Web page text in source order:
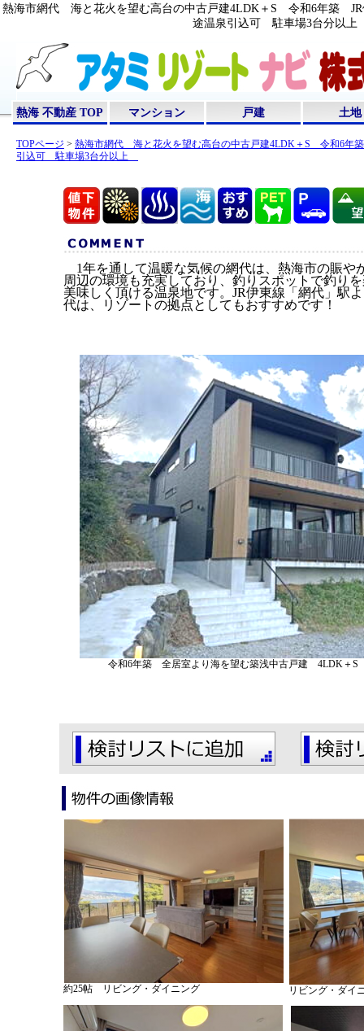
熱海市網代 海と花火を望む高台の中古戸建4LDK＋S 令和6年築
途温泉引込可 駐車場3台分以
熱海 不動産 TOP マンション 戸建 土地
TOPページ > 熱海市網代 海と花火を望む高台の中古戸建4LDK＋S 令和6
引込可 駐車場3台分以上
1年を通して温暖な気候の網代は、熱海市の賑や
周辺の環境も充実しており、釣りスポットで釣り
美味しく頂ける温泉地です。JR伊東線「網代」駅
代は、リゾートの拠点としてもおすすめです！
令和6年築 全居室より海を望む築浅中古戸建 4LDK＋S
約25帖 リビング・ダイニング リビング・ダイ